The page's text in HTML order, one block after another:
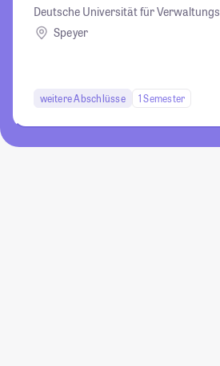
Deutsche Universität für
SpeyerSpeyer
weitere Abschlüsse 1 Semester